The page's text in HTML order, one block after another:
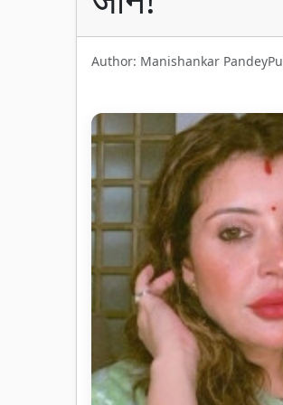
Author: Manishankar Pandey